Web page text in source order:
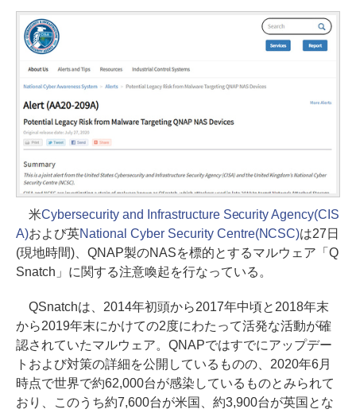
米Cybersecurity and Infrastructure Security Agency(CIS
A)および英National Cyber Security Centre(NCSC)は27日
(現地時間)、QNAP製のNASを標的とするマルウェア「Q
Snatch」に関する注意喚起を行なっている。
QSnatchは、2014年初頭から2017年中頃と2018年末
から2019年末にかけての2度にわたって活発な活動が確
認されていたマルウェア。QNAPではすでにアップデー
トおよび対策の詳細を公開しているものの、2020年6月
時点で世界で約62,000台が感染しているものとみられて
おり、このうち約7,600台が米国、約3,900台が英国とな